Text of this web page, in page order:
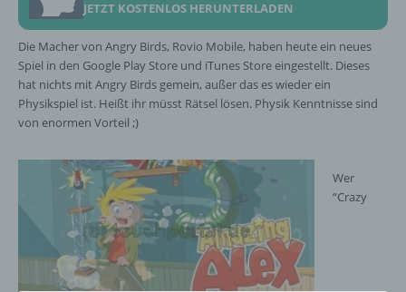
JETZT KOSTENLOS HERUNTERLADEN
Die Macher von Angry Birds, Rovio Mobile, haben heute ein neues
Spiel in den Google Play Store und iTunes Store eingestellt. Dieses
hat nichts mit Angry Birds gemein, außer das es wieder ein
Physikspiel ist. Heißt ihr müsst Rätsel lösen. Physik Kenntnisse sind
von enormen Vorteil ;)
Wer
“Crazy